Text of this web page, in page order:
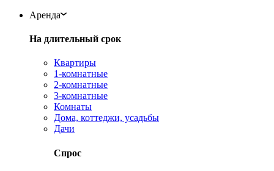
Аренда
На длительный срок
Квартиры
1-комнатные
2-комнатные
3-комнатные
Комнаты
Дома, коттеджи, усадьбы
Дачи
Спрос